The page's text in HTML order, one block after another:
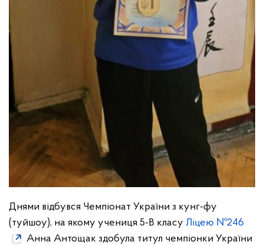
Днями відбувся Чемпіонат України з кунг-фу
(туйшоу), на якому учениця 5-В класу Ліцею №246
Анна Антощак здобула титул чемпіонки України